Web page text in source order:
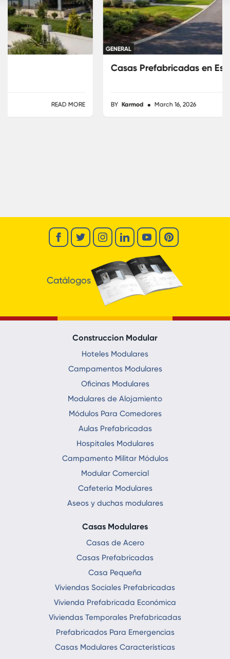
GENERAL
Casas Prefabricadas en Estados Unidos
March 16, 2026 READ MORE
Catálogos
Construccion Modular
Hoteles Modulares
Campamentos Modulares
Oficinas Modulares
Modulares de Alojamiento
Módulos Para Comedores
Aulas Prefabricadas
Hospitales Modulares
Campamento Militar Módulos
Modular Comercial
Cafetería Modulares
Aseos y duchas modulares
Casas Modulares
Casas de Acero
Casas Prefabricadas
Casa Pequeña
Viviendas Sociales Prefabricadas
Vivienda Prefabricada Económica
Viviendas Temporales Prefabricadas
Prefabricados Para Emergencias
Casas Modulares Características